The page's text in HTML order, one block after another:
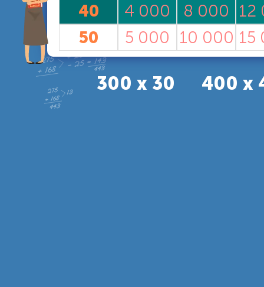
400 x
40
4 000 8 000
12
50
5 000 10 000 15
300 x 30